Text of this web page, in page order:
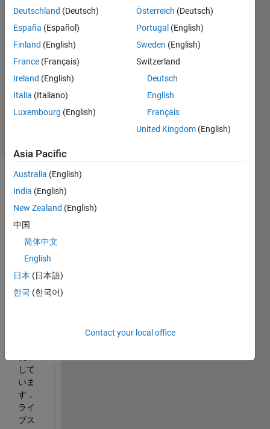
Konno
2018
4
Answers
Answer
Accepted
Updated
7 Jul 2020
MAT
2018
a を
して
いま
す．
ライ
ブス
Deutschland (Deutsch)
España (Español)
Finland (English)
France (Français)
Ireland (English)
Italia (Italiano)
Luxembourg (English)
Österreich (Deutsch)
Portugal (English)
Sweden (English)
Switzerland
Deutsch
English
Français
United Kingdom (English)
Asia Pacific
Australia (English)
India (English)
New Zealand (English)
中国
简体中文
English
日本 (日本語)
한국 (한국어)
Contact your local office